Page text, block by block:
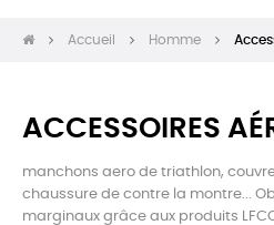
Accueil Homme
ACCESSOIRES
manchons aero de triathlon,
chaussure de contre la montre...
marginaux grâce aux produits